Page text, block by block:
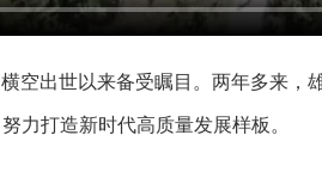
出世以来备受瞩目。两年多来，
力打造新时代高质量发展样板。